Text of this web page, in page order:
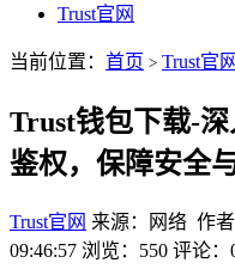
Trust官网
当前位置： 首页 > Trust官网
Trust钱包下载-
鉴权，保障安全
Trust官网 来源：网络 作
09:46:57 浏览：550 评论：